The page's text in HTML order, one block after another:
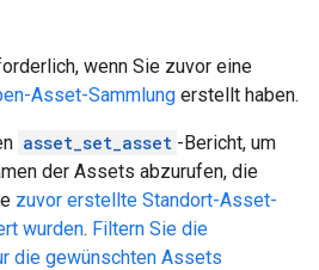
wenn Sie zuvor eine
Asset-Sammlung erstellt haben.
asset_set_asset -Bericht, um
der Assets abzurufen, die
zuvor erstellte Standort-Asset-
wurden. Filtern Sie die
die gewünschten Assets